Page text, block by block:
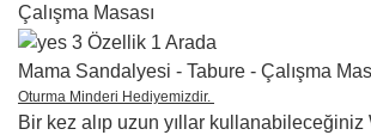
Çalışma Masası
3 Özellik 1 Arada
Mama Sandalyesi - Tabure - Çalışma
Oturma Minderi Hediyemizdir.
Bir kez alıp uzun yıllar